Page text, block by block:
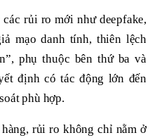
rủi ro mới như deepfake,
mạo danh tính, thiên lệch
phụ thuộc bên thứ ba và
định có tác động lớn đến
phù hợp.
rủi ro không chỉ nằm ở